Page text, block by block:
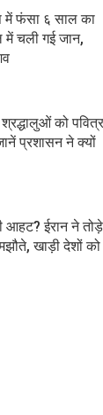
में फंसा ६ साल का
चली गई जान,
को पवित्र
प्रशासन ने क्यों
आहट? ईरान ने तोड़े
खाड़ी देशों को